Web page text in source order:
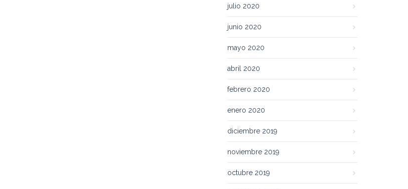
julio 2020
junio 2020
mayo 2020
abril 2020
febrero 2020
enero 2020
diciembre 2019
noviembre 2019
octubre 2019